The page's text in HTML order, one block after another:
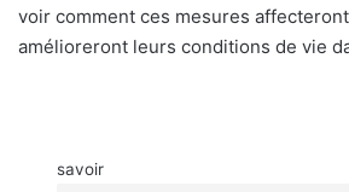
voir comment ces mesures
amélioreront leurs conditions de vie
savoir